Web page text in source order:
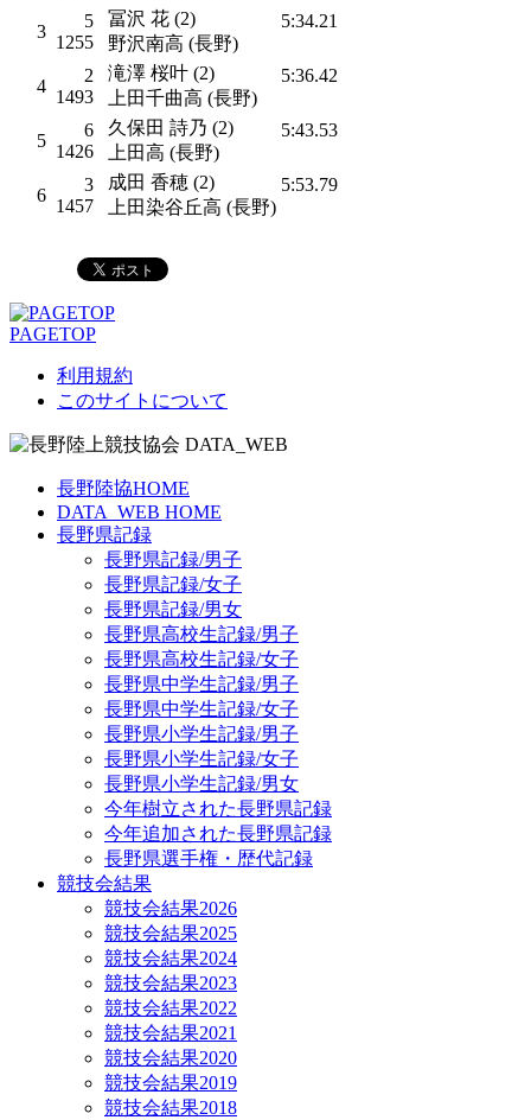
3
5
1255
冨沢 花 (2)
野沢南高 (長野)
5:34.21
4
2
1493
滝澤 桜叶 (2)
上田千曲高 (長野)
5:36.42
5
6
1426
久保田 詩乃 (2)
上田高 (長野)
5:43.53
6
3
1457
成田 香穂 (2)
上田染谷丘高 (長野)
5:53.79
PAGETOP
利用規約
このサイトについて
長野陸協HOME
DATA_WEB HOME
長野県記録
長野県記録/男子
長野県記録/女子
長野県記録/男女
長野県高校生記録/男子
長野県高校生記録/女子
長野県中学生記録/男子
長野県中学生記録/女子
長野県小学生記録/男子
長野県小学生記録/女子
長野県小学生記録/男女
今年樹立された長野県記録
今年追加された長野県記録
長野県選手権・歴代記録
競技会結果
競技会結果2026
競技会結果2025
競技会結果2024
競技会結果2023
競技会結果2022
競技会結果2021
競技会結果2020
競技会結果2019
競技会結果2018